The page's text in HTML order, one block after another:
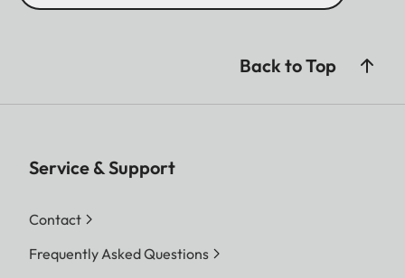
Back to Top
Service & Support
Contact
Frequently Asked Questions